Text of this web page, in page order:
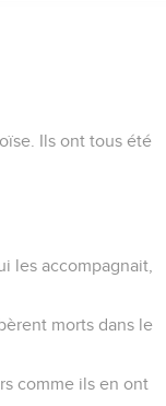
Ils ont tous été
les accompagnait,
morts dans le
comme ils en ont